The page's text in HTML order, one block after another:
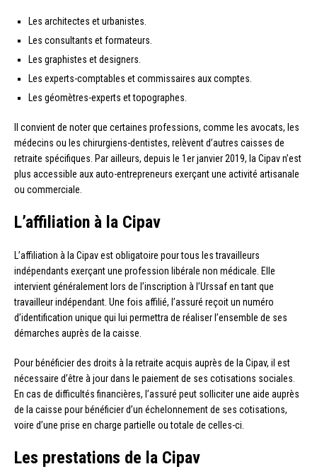
Les architectes et urbanistes.
Les consultants et formateurs.
Les graphistes et designers.
Les experts-comptables et commissaires aux comptes.
Les géomètres-experts et topographes.
Il convient de noter que certaines professions, comme les avocats, les
médecins ou les chirurgiens-dentistes, relèvent d’autres caisses de
retraite spécifiques. Par ailleurs, depuis le 1er janvier 2019, la Cipav n’est
plus accessible aux auto-entrepreneurs exerçant une activité artisanale
ou commerciale.
L’affiliation à la Cipav
L’affiliation à la Cipav est obligatoire pour tous les travailleurs
indépendants exerçant une profession libérale non médicale. Elle
intervient généralement lors de l’inscription à l’Urssaf en tant que
travailleur indépendant. Une fois affilié, l’assuré reçoit un numéro
d’identification unique qui lui permettra de réaliser l’ensemble de ses
démarches auprès de la caisse.
Pour bénéficier des droits à la retraite acquis auprès de la Cipav, il est
nécessaire d’être à jour dans le paiement de ses cotisations sociales.
En cas de difficultés financières, l’assuré peut solliciter une aide auprès
de la caisse pour bénéficier d’un échelonnement de ses cotisations,
voire d’une prise en charge partielle ou totale de celles-ci.
Les prestations de la Cipav